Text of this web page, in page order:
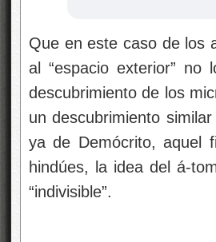
Que en este caso de los
al “espacio exterior” no
descubrimiento de los
un descubrimiento
ya de Demócrito, aquel
hindúes, la idea del á-
“indivisible”.